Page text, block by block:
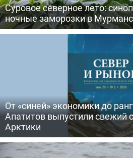
Суровое северное лето:
ночные заморозки в
От «синей» экономики до
Апатитов выпустили свежий
Арктики